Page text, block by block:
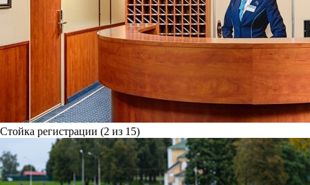
Стойка регистрации (2 из 15)